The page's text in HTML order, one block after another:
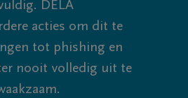
DELA
acties om dit te
tot phishing en
nooit volledig uit te